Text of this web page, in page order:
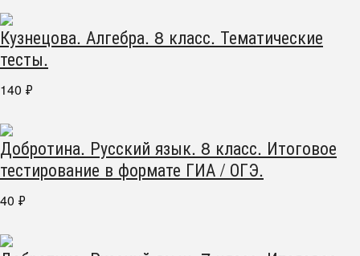
Кузнецова. Алгебра. 8 класс. Тематические
тесты.
140 ₽
Добротина. Русский язык. 8 класс. Итоговое
тестирование в формате ГИА / ОГЭ.
40 ₽